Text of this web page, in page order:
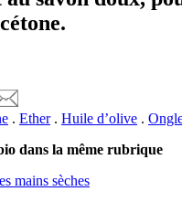
. Ether. Huile d’olive .
dans la même rubrique
mains sèches